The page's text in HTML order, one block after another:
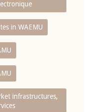
in WAEMU
infrastructures,